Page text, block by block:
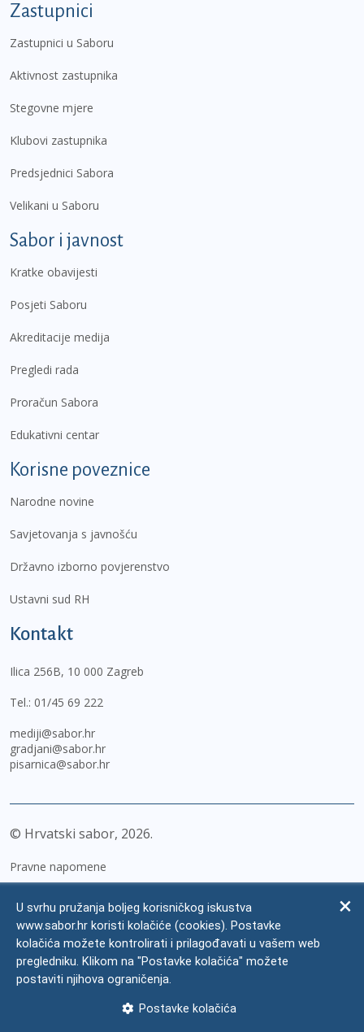
Zastupnici
Zastupnici u Saboru
Aktivnost zastupnika
Stegovne mjere
Klubovi zastupnika
Predsjednici Sabora
Velikani u Saboru
Sabor i javnost
Kratke obavijesti
Posjeti Saboru
Akreditacije medija
Pregledi rada
Proračun Sabora
Edukativni centar
Korisne poveznice
Narodne novine
Savjetovanja s javnošću
Državno izborno povjerenstvo
Ustavni sud RH
Kontakt
Ilica 256B, 10 000 Zagreb
Tel.: 01/45 69 222
mediji@sabor.hr
gradjani@sabor.hr
pisarnica@sabor.hr
© Hrvatski sabor, 2026
Pravne napomene
Zaštita osobnih podataka
Impressum
Česta pitanja
U svrhu pružanja boljeg korisničkog iskustva
www.sabor.hr koristi kolačiće (cookies). Postavke
kolačića možete kontrolirati i prilagođavati u vašem web
pregledniku. Klikom na "Postavke kolačića" možete
postaviti njihova ograničenja.
Postavke kolačića